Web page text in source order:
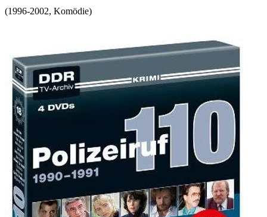
(1996-2002, Komödie)